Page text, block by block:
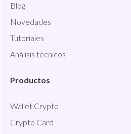
Blog
Novedades
Tutoriales
Análisis técnicos
Productos
Wallet Crypto
Crypto Card